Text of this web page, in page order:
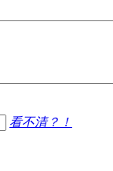
看不清？！